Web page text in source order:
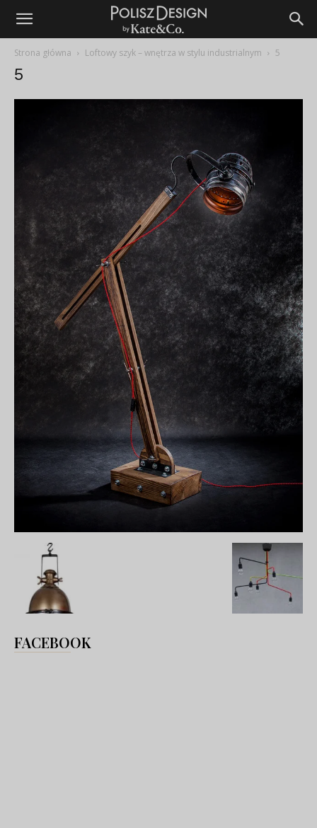
Strona główna Loftowy szyk – wnętrza w stylu industrialnym 5
5
FACEBOOK